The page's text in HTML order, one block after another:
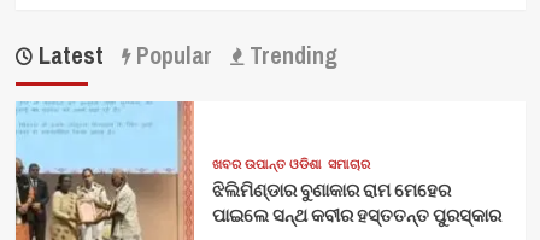
Latest Popular Trending
ଖବର ଉପାନ୍ତ ଓଡିଶା ସମାଚାର
ଝିଲିମିଣ୍ଡାର ବୁଣାକାର ରାମ ମେହେର
ପାଇଲେ ସନ୍ଥ କବୀର ହସ୍ତତନ୍ତ ପୁରସ୍କାର